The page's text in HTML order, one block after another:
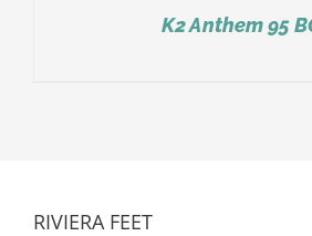
K2 Anthem 95
RIVIERA FEET